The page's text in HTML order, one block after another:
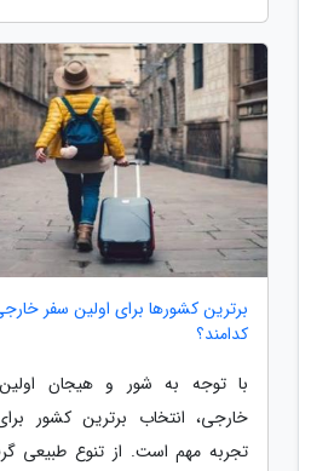
برترین کشورها برای اولین سفر
کدامند؟
با توجه به شور و هیجان
خارجی، انتخاب برترین کشور
تجربه مهم است. از تنوع طبیعی